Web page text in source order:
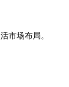
市场布局。